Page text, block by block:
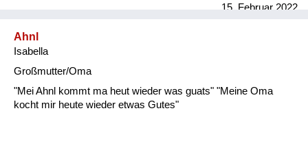
15. Februar 2022
Ahnl
Isabella
Großmutter/Oma
"Mei Ahnl kommt ma heut wieder was guats" "Meine Oma
kocht mir heute wieder etwas Gutes"